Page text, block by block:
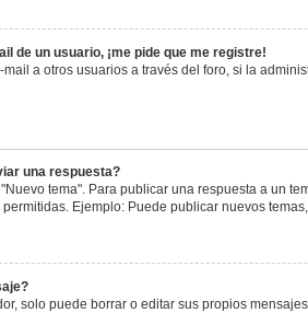
de un usuario, ¡me pide que me registre!
a otros usuarios a través del foro, si la
una respuesta?
tema". Para publicar una respuesta a un
Ejemplo: Puede publicar nuevos
solo puede borrar o editar sus propios